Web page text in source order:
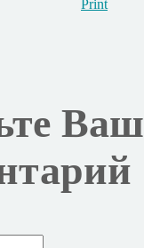
Print
Ваш